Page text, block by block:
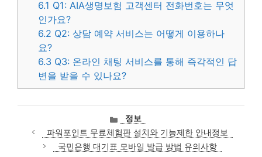
6.1 Q1: AIA생명보험 고객센터 전화번호는 무엇
인가요?
6.2 Q2: 상담 예약 서비스는 어떻게 이용하나
요?
6.3 Q3: 온라인 채팅 서비스를 통해 즉각적인 답
변을 받을 수 있나요?
카
테
고
리
정보
파워포인트 무료체험판 설치와 기능제한 안내정보
국민은행 대기표 모바일 발급 방법 유의사항